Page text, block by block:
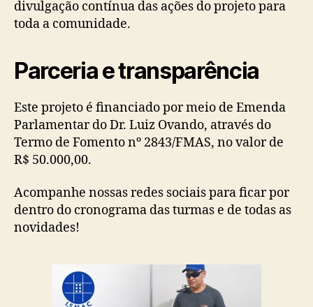
divulgação contínua das ações do projeto para
toda a comunidade.
Parceria e transparência
Este projeto é financiado por meio de Emenda
Parlamentar do Dr. Luiz Ovando, através do
Termo de Fomento nº 2843/FMAS, no valor de
R$ 50.000,00.
Acompanhe nossas redes sociais para ficar por
dentro do cronograma das turmas e de todas as
novidades!